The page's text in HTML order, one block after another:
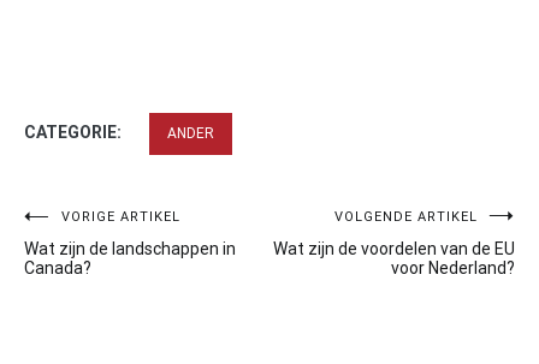
CATEGORIE: ANDER
Bericht
navigatie
VORIGE ARTIKEL
Wat zijn de landschappen in
Canada?
VOLGENDE ARTIKEL
Wat zijn de voordelen van de EU
voor Nederland?